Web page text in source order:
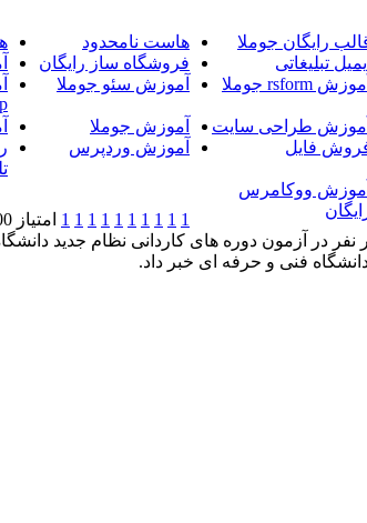
رایگان جوملا هاست نامحدود
ایمیل تبلیغاتی فروشگاه ساز رایگان
آموزش rsform جوملا آموزش سئو جوملا
آموزش طراحی سایت
فایل
آموزش جوملا
آموزش وردپرس
آموزش ووکامرس
1
1
1
1
1
1
1
1
1
1 امتیاز 0.00 (0 رای)
آریا-مشاور عالی سازمان سنجش آموزش کشور از ثبت نام بیش از 9 هزار نفر